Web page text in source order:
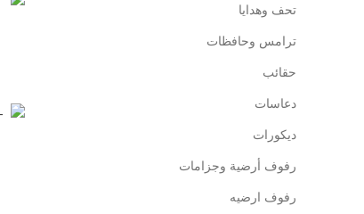
تحف وهدايا
ترامس وحافظات
حقائب
دعاسات
ديكورات
رفوف أرضية وجزامات
رفوف ارضيه